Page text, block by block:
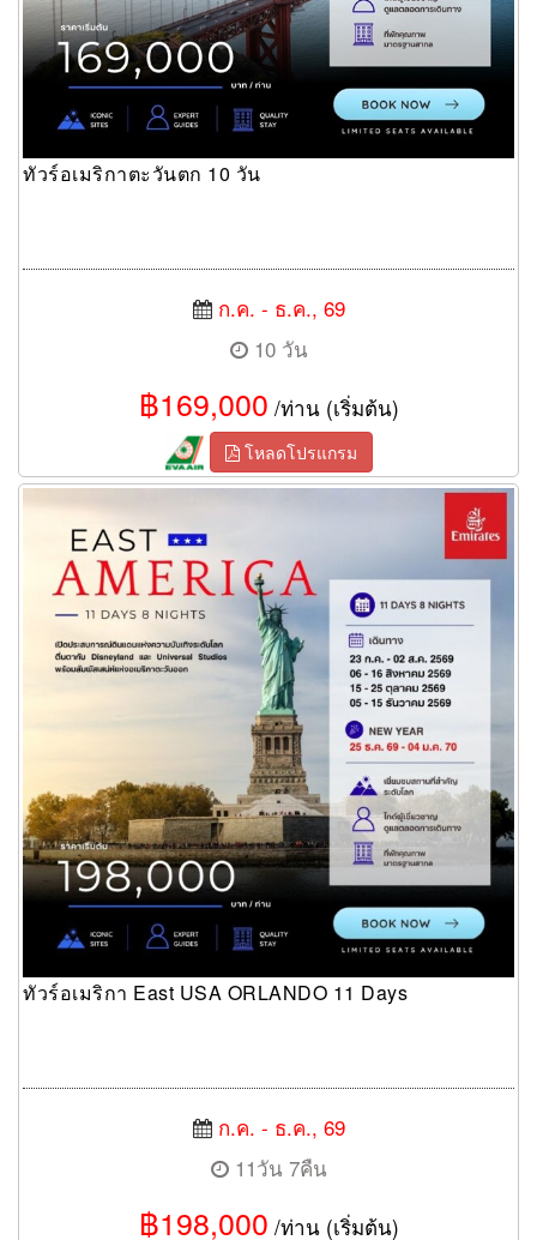
ทัวร์อเมริกาตะวันตก 10 วัน
ก.ค. - ธ.ค., 69
10 วัน
฿169,000 /ท่าน (เริ่มต้น)
โหลดโปรแกรม
ทัวร์อเมริกา East USA ORLANDO 11 Days
ก.ค. - ธ.ค., 69
11วัน 7คืน
฿198,000 /ท่าน (เริ่มต้น)